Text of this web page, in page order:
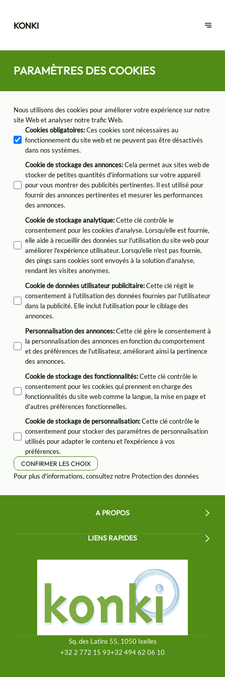
KONKI
PARAMÈTRES DES COOKIES
Nous utilisons des cookies pour améliorer votre expérience sur notre
site Web et analyser notre trafic Web.
Cookies obligatoires: Ces cookies sont nécessaires au
fonctionnement du site web et ne peuvent pas être désactivés
dans nos systèmes.
Cookie de stockage des annonces: Cela permet aux sites web de
stocker de petites quantités d'informations sur votre appareil
pour vous montrer des publicités pertinentes. Il est utilisé pour
fournir des annonces pertinentes et mesurer les performances
des annonces.
Cookie de stockage analytique: Cette clé contrôle le
consentement pour les cookies d'analyse. Lorsqu'elle est fournie,
elle aide à recueillir des données sur l'utilisation du site web pour
améliorer l'expérience utilisateur. Lorsqu'elle n'est pas fournie,
des pings sans cookies sont envoyés à la solution d'analyse,
rendant les visites anonymes.
Cookie de données utilisateur publicitaire: Cette clé régit le
consentement à l'utilisation des données fournies par l'utilisateur
dans la publicité. Elle inclut l'utilisation pour le ciblage des
annonces.
Personnalisation des annonces: Cette clé gère le consentement à
la personnalisation des annonces en fonction du comportement
et des préférences de l'utilisateur, améliorant ainsi la pertinence
des annonces.
Cookie de stockage des fonctionnalités: Cette clé contrôle le
consentement pour les cookies qui prennent en charge des
fonctionnalités du site web comme la langue, la mise en page et
d'autres préférences fonctionnelles.
Cookie de stockage de personnalisation: Cette clé contrôle le
consentement pour stocker des paramètres de personnalisation
utilisés pour adapter le contenu et l'expérience à vos
préférences.
CONFIRMER LES CHOIX
Pour plus d'informations, consultez notre Protection des données
A PROPOS
LIENS RAPIDES
Sq. des Latins 55, 1050 Ixelles
+32 2 772 15 93+32 494 62 06 10